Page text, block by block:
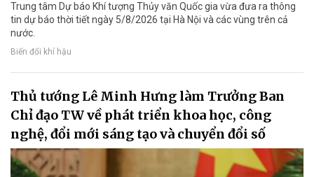
Trung tâm Dự báo Khí tượng Thủy văn Quốc gia vừa đưa ra thông
tin dự báo thời tiết ngày 5/8/2026 tại Hà Nội và các vùng trên cả
nước.
Biến đổi khí hậu
Thủ tướng Lê Minh Hưng làm Trưởng Ban
Chỉ đạo TW về phát triển khoa học, công
nghệ, đổi mới sáng tạo và chuyển đổi số